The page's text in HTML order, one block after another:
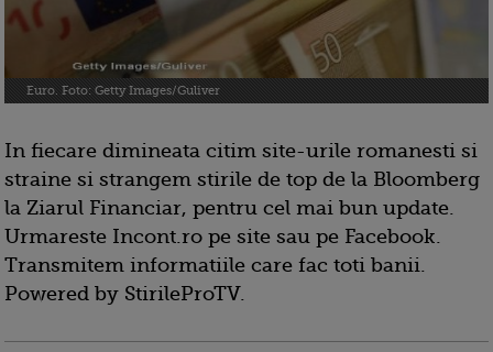
Euro. Foto: Getty Images/Guliver
In fiecare dimineata citim site-urile romanesti si
straine si strangem stirile de top de la Bloomberg
la Ziarul Financiar, pentru cel mai bun update.
Urmareste Incont.ro pe site sau pe Facebook.
Transmitem informatiile care fac toti banii.
Powered by StirileProTV.